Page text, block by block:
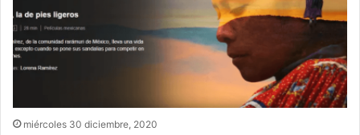
miércoles 30 diciembre, 2020